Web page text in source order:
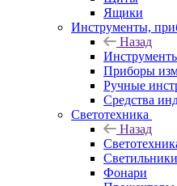
Ящики
Инструменты,
Назад
Приборы
Ручные
Средства
Светотехника
Назад
Светильники
Фонари